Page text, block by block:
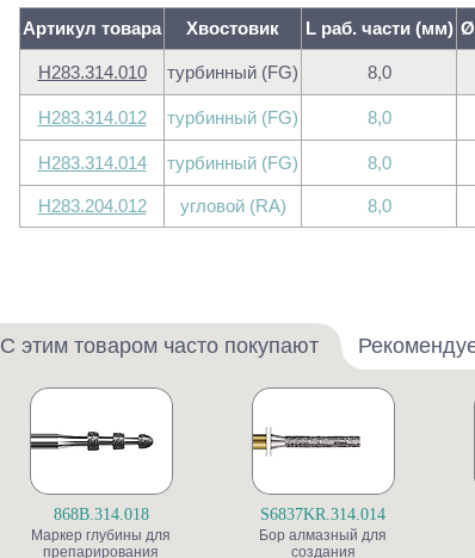
Артикул товара Хвостовик L раб. части (мм) Ø
H283.314.010 турбинный (FG) 8,0
H283.314.012 турбинный (FG) 8,0
H283.314.014 турбинный (FG) 8,0
H283.204.012 угловой (RA) 8,0
С этим товаром часто покупают
868B.314.018
Маркер глубины для
препарирования
S6837KR.314.014
Бор алмазный для
создания